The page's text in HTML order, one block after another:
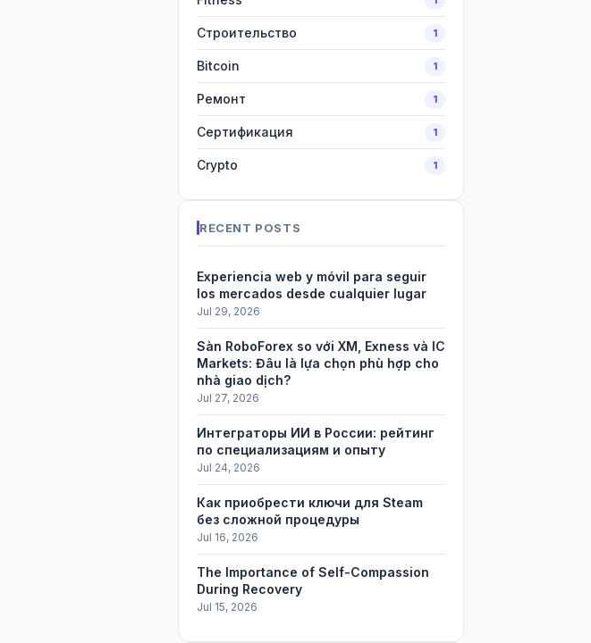
Строительство 1
Bitcoin 1
Ремонт 1
Сертификация 1
Crypto 1
RECENT POSTS
Experiencia web y móvil para seguir
los mercados desde cualquier lugar
Jul 29, 2026
Sàn RoboForex so với XM, Exness và IC
Markets: Đâu là lựa chọn phù hợp cho
nhà giao dịch?
Jul 27, 2026
Интеграторы ИИ в России: рейтинг
по специализациям и опыту
Jul 24, 2026
Как приобрести ключи для Steam
без сложной процедуры
Jul 16, 2026
The Importance of Self-Compassion
During Recovery
Jul 15, 2026